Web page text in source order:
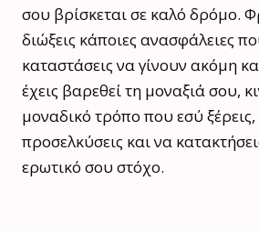
σου βρίσκεται σε καλό δρόμο.
διώξεις κάποιες ανασφάλειες
καταστάσεις να γίνουν ακόμη
έχεις βαρεθεί τη μοναξιά σου,
μοναδικό τρόπο που εσύ ξέρεις,
προσελκύσεις και να
ερωτικό σου στόχο.